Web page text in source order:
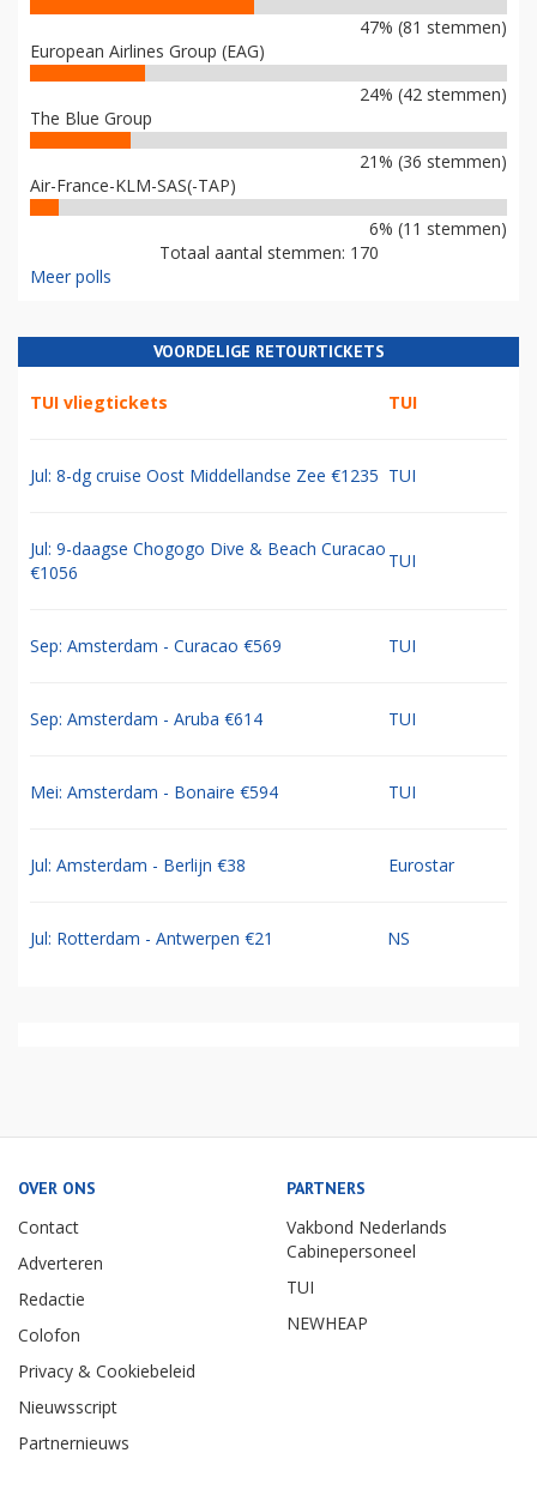
47% (81 stemmen)
European Airlines Group (EAG)
24% (42 stemmen)
The Blue Group
21% (36 stemmen)
Air-France-KLM-SAS(-TAP)
6% (11 stemmen)
Totaal aantal stemmen: 170
Meer polls
VOORDELIGE RETOURTICKETS
TUI vliegtickets TUI
Jul: 8-dg cruise Oost Middellandse Zee €1235 TUI
Jul: 9-daagse Chogogo Dive & Beach Curacao
€1056
TUI
Sep: Amsterdam - Curacao €569 TUI
Sep: Amsterdam - Aruba €614 TUI
Mei: Amsterdam - Bonaire €594 TUI
Jul: Amsterdam - Berlijn €38 Eurostar
Jul: Rotterdam - Antwerpen €21 NS
OVER ONS
Contact
Adverteren
Redactie
Colofon
Privacy & Cookiebeleid
Nieuwsscript
Partnernieuws
PARTNERS
Vakbond Nederlands
Cabinepersoneel
TUI
NEWHEAP